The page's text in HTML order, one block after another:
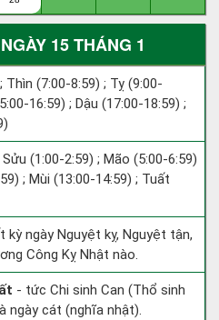
15 THÁNG 1
Thìn (7:00-8:59) ; Tỵ (9:00-
16:59) ; Dậu (17:00-18:59) ;
(1:00-2:59) ; Mão (5:00-6:59)
; Mùi (13:00-14:59) ; Tuất
kỳ ngày Nguyệt kỵ, Nguyệt tận,
Công Kỵ Nhật nào.
- tức Chi sinh Can (Thổ sinh
ngày cát (nghĩa nhật).